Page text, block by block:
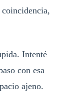
Intenté
con esa
ajeno.